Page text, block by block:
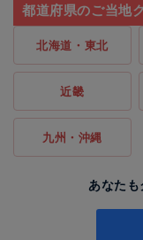
都道府県のご当地
北海道・東北
近畿
九州・沖縄
あなた